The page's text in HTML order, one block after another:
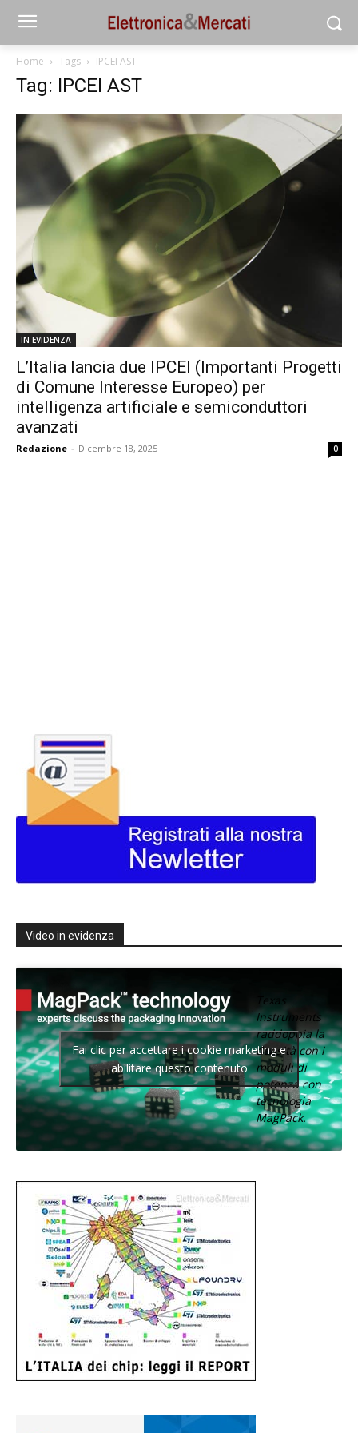
Home Tags IPCEI AST
Tag: IPCEI AST
IN EVIDENZA
L’Italia lancia due IPCEI (Importanti Progetti
di Comune Interesse Europeo) per
intelligenza artificiale e semiconduttori
avanzati
Redazione - Dicembre 18, 2025 0
Video in evidenza
Texas
Instruments
raddoppia la
densità con i
moduli di
potenza con
tecnologia
MagPack.
Fai clic per accettare i cookie marketing e
abilitare questo contenuto